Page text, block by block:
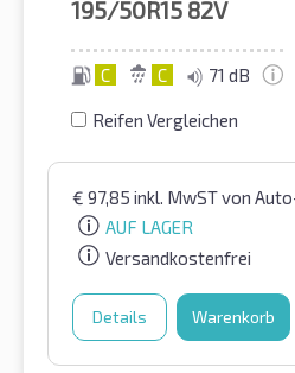
195/50R15 82V
C C 71 dB
Reifen Vergleichen
€ 97,85 inkl. MwSTvon
AUF LAGER
Versandkostenfrei
Details Warenkorb